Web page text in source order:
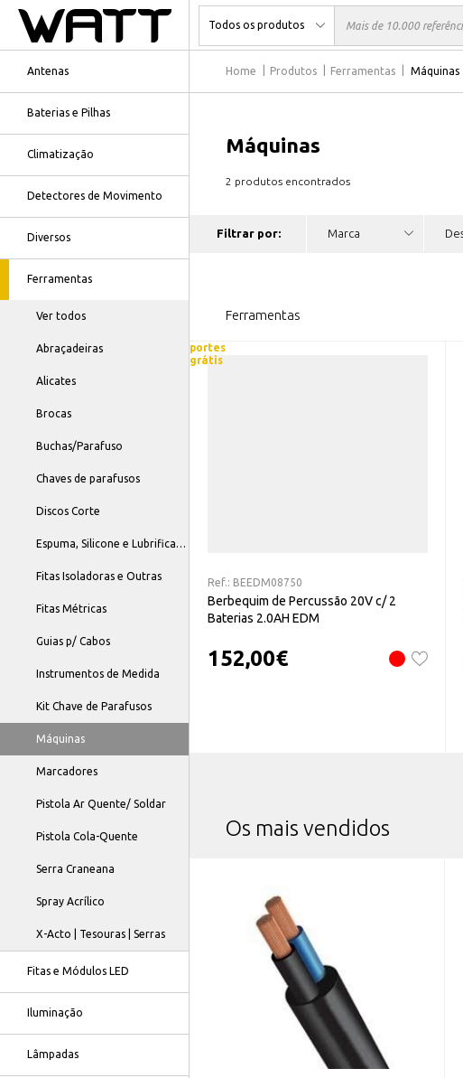
Antenas
Baterias e Pilhas
Climatização
Detectores de Movimento
Diversos
Ferramentas
Ver todos
Abraçadeiras
Alicates
Brocas
Buchas/Parafuso
Chaves de parafusos
Discos Corte
Espuma, Silicone e Lubrificantes
Fitas Isoladoras e Outras
Fitas Métricas
Guias p/ Cabos
Instrumentos de Medida
Kit Chave de Parafusos
Máquinas
Marcadores
Pistola Ar Quente/ Soldar
Pistola Cola-Quente
Serra Craneana
Spray Acrílico
X-Acto | Tesouras | Serras
Fitas e Módulos LED
Iluminação
Lâmpadas
Home Produtos Ferramentas Máquinas
Máquinas
Filtrar por:
2 produtos encontrados
Ferramentas
portes
grátis
Ref.: BEEDM08750
Berbequim de Percussão 20V c/ 2
Baterias 2.0AH EDM
152,00€
Os mais vendidos